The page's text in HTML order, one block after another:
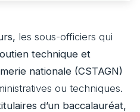
les sous-officiers qui
technique et
nationale (CSTAGN)
ou techniques.
d’un baccalauréat,